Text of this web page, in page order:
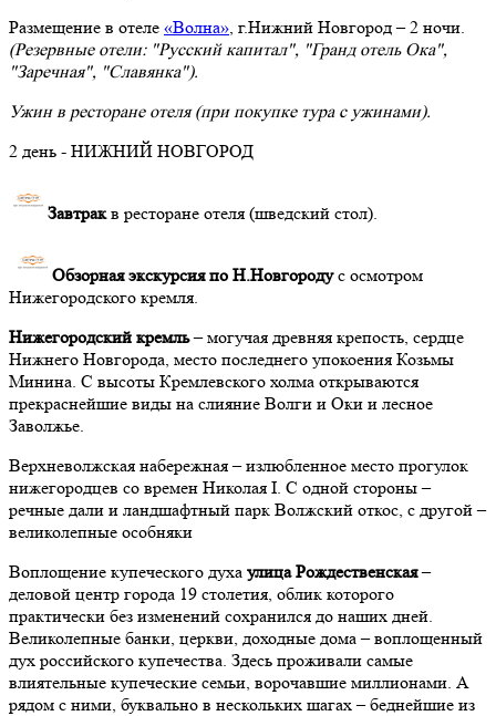
Размещение в отеле «Волна», г.Нижний Новгород – 2 ночи.
(Резервные отели: "Русский капитал", "Гранд отель Ока",
"Заречная", "Славянка").
Ужин в ресторане отеля (при покупке тура с ужинами).
2 день - НИЖНИЙ НОВГОРОД
Завтракв ресторане отеля (шведский стол).
Обзорная экскурсия по Н.Новгородус осмотром
Нижегородского кремля.
Нижегородский кремль– могучая древняя крепость, сердце
Нижнего Новгорода, место последнего упокоения Козьмы
Минина. С высоты Кремлевского холма открываются
прекраснейшие виды на слияние Волги и Оки и лесное
Заволжье.
Верхневолжская набережная – излюбленное место прогулок
нижегородцев со времен Николая I. С одной стороны –
речные дали и ландшафтный парк Волжский откос, с другой –
великолепные особняки
Воплощение купеческого духа улица Рождественская–
деловой центр города 19 столетия, облик которого
практически без изменений сохранился до наших дней.
Великолепные банки, церкви, доходные дома – воплощенный
дух российского купечества. Здесь проживали самые
влиятельные купеческие семьи, ворочавшие миллионами. А
рядом с ними, буквально в нескольких шагах – беднейшие из